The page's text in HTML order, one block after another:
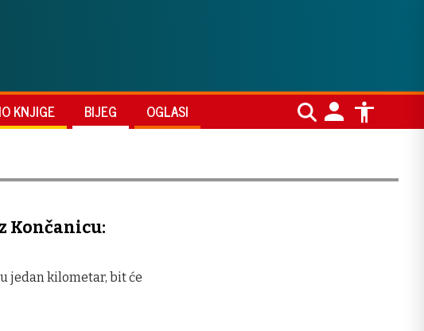
KNJIGE BIJEG OGLASI
Končanicu:
jedan kilometar, bit će